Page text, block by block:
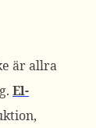
är allra
El-